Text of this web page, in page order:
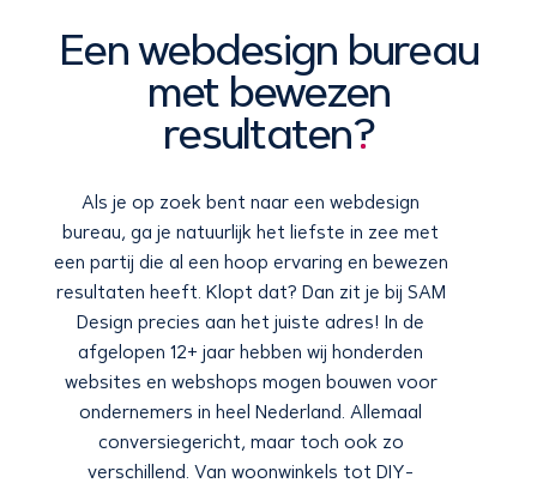
Een webdesign bureau
met bewezen
resultaten?
Als je op zoek bent naar een webdesign
bureau, ga je natuurlijk het liefste in zee met
een partij die al een hoop ervaring en bewezen
resultaten heeft. Klopt dat? Dan zit je bij SAM
Design precies aan het juiste adres! In de
afgelopen 12+ jaar hebben wij honderden
websites en webshops mogen bouwen voor
ondernemers in heel Nederland. Allemaal
conversiegericht, maar toch ook zo
verschillend. Van woonwinkels tot DIY-